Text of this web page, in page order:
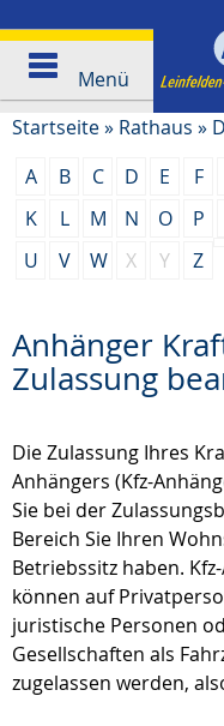
Menü
Startseite» Rathaus »
A
B C D E F
K
L M N O P
U
V W X Y Z
Anhänger
Zulassung
Die Zulassung Ihres
Anhängers (Kfz-
Sie bei der
Bereich Sie Ihren
Betriebssitz haben.
können auf
juristische Personen
Gesellschaften als
zugelassen werden,